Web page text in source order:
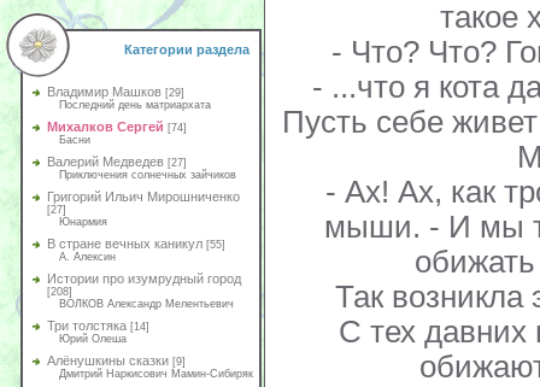
Категории раздела
Владимир Машков [29]
Последний день матриархата
Михалков Сергей [74]
Басни
Валерий Медведев [27]
Приключения солнечных зайчиков
Григорий Ильич Мирошниченко
[27]
Юнармия
В стране вечных каникул [55]
А. Алексин
Истории про изумрудный город
[208]
ВОЛКОВ Александр Мелентьевич
Три толстяка [14]
Юрий Олеша
Алёнушкины сказки [9]
Дмитрий Наркисович Мамин-Сибиряк
такое
- Что? Что?
- ...что я кота
Пусть себе
- Ах! Ах, как
мыши. - И мы
Так возникла
С тех